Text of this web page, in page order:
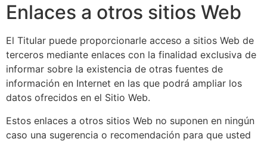
Enlaces a otros sitios Web
El Titular puede proporcionarle acceso a sitios Web de
terceros mediante enlaces con la finalidad exclusiva de
informar sobre la existencia de otras fuentes de
información en Internet en las que podrá ampliar los
datos ofrecidos en el Sitio Web.
Estos enlaces a otros sitios Web no suponen en ningún
caso una sugerencia o recomendación para que usted